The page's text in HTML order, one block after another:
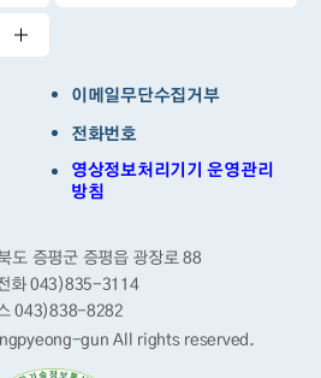
이메일무단수집거부
전화번호
영상정보처리기기 운영관리
방침
도 증평군 증평읍 광장로 88
화 043)835-3114
043)838-8282
gunAll rights reserved.